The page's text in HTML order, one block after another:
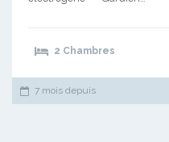
2 Chambres
7 mois depuis